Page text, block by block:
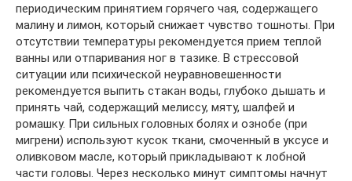
периодическим принятием горячего чая, содержащего
малину и лимон, который снижает чувство тошноты. При
отсутствии температуры рекомендуется прием теплой
ванны или отпаривания ног в тазике. В стрессовой
ситуации или психической неуравновешенности
рекомендуется выпить стакан воды, глубоко дышать и
принять чай, содержащий мелиссу, мяту, шалфей и
ромашку. При сильных головных болях и ознобе (при
мигрени) используют кусок ткани, смоченный в уксусе и
оливковом масле, который прикладывают к лобной
части головы. Через несколько минут симптомы начнут